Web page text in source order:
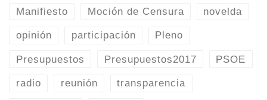
Manifiesto Moción de Censura novelda
opinión participación Pleno
Presupuestos Presupuestos2017 PSOE
radio reunión transparencia